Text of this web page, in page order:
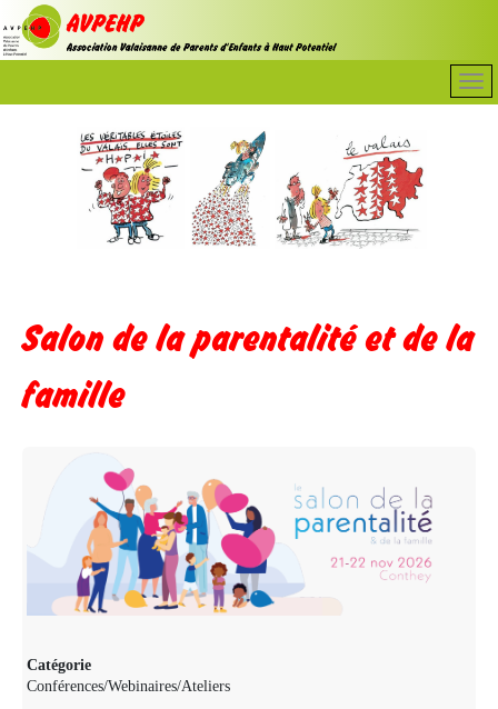
Salon de la parentalité et de la
famille
Catégorie
Conférences/Webinaires/Ateliers